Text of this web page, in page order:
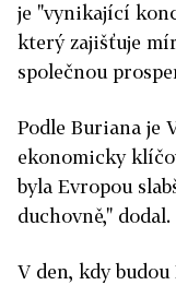
je "vynikající
který zajišťuje
společnou
Podle Buriana je
ekonomicky
byla Evropou
duchovně," dodal.
V den, kdy